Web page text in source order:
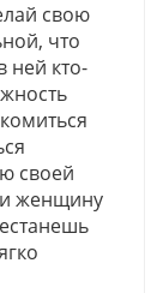
свою
что
ней кто-
своей
женщину